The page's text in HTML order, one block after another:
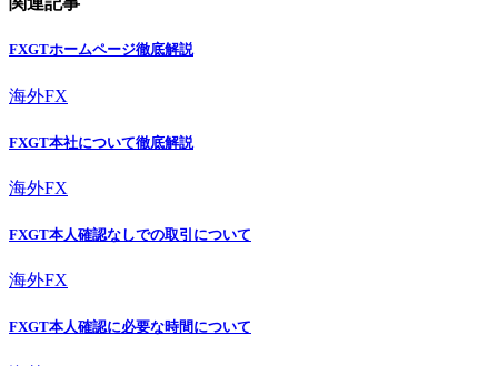
FXGTホームページ徹底解説
海外FX
FXGT本社について徹底解説
海外FX
FXGT本人確認なしでの取引について
海外FX
FXGT本人確認に必要な時間について